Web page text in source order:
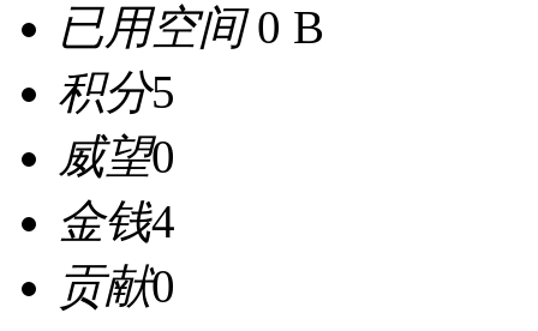
已用空间0 B
积分5
威望0
金钱4
贡献0